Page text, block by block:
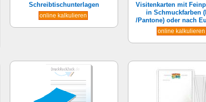
Schreibtischunterlagen
online kalkulieren
Visitenkarten mit
in Schmuckfarben
/Pantone) oder nach
online kalkulieren